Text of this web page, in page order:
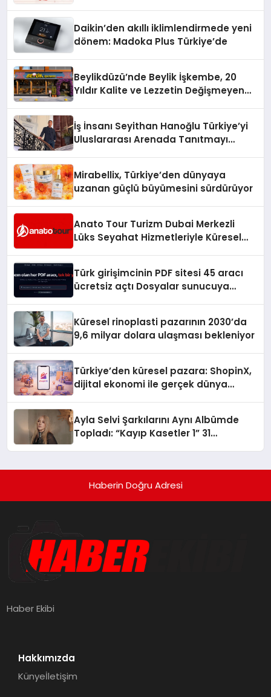
Daikin’den akıllı iklimlendirmede yeni
dönem: Madoka Plus Türkiye’de
Beylikdüzü’nde Beylik İşkembe, 20
Yıldır Kalite ve Lezzetin Değişmeyen
İş İnsanı Seyithan Hanoğlu Türkiye’yi
Uluslararası Arenada Tanıtmayı
Mirabellix, Türkiye’den dünyaya
uzanan güçlü büyümesini sürdürüyor
Anato Tour Turizm Dubai Merkezli
Lüks Seyahat Hizmetleriyle Küresel
Türk girişimcinin PDF sitesi 45 aracı
ücretsiz açtı Dosyalar sunucuya
Küresel rinoplasti pazarının 2030’da
9,6 milyar dolara ulaşması bekleniyor
Türkiye’den küresel pazara: ShopinX,
dijital ekonomi ile gerçek dünya
Ayla Selvi Şarkılarını Aynı Albümde
Topladı: “Kayıp Kasetler 1” 31
Haberin Doğru Adresi
Haber Ekibi
Hakkımızda
Künyeİletişim